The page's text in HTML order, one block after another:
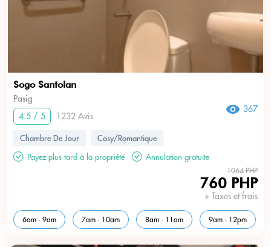
Sogo Santolan
Pasig
4.5 / 5
1232 Avis
367
Chambre De Jour
Cosy/Romantique
Payez plus tard à la propriété
Annulation gratuite
1064 PHP
760 PHP
+ Taxes et frais
6am - 9am 7am - 10am 8am - 11am 9am - 12pm